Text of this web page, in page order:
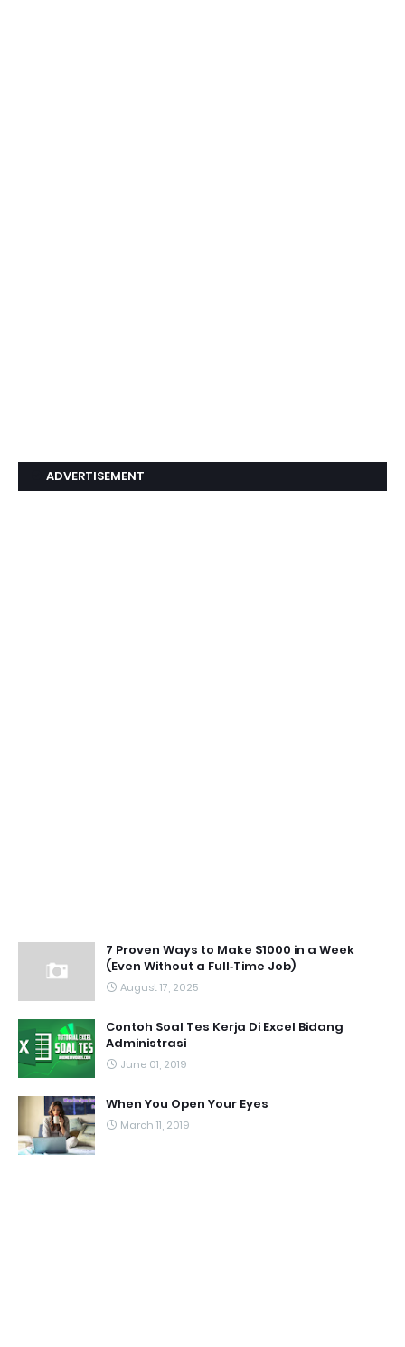
ADVERTISEMENT
7 Proven Ways to Make $1000 in a Week
(Even Without a Full‑Time Job)
August 17, 2025
Contoh Soal Tes Kerja Di Excel Bidang
Administrasi
June 01, 2019
When You Open Your Eyes
March 11, 2019